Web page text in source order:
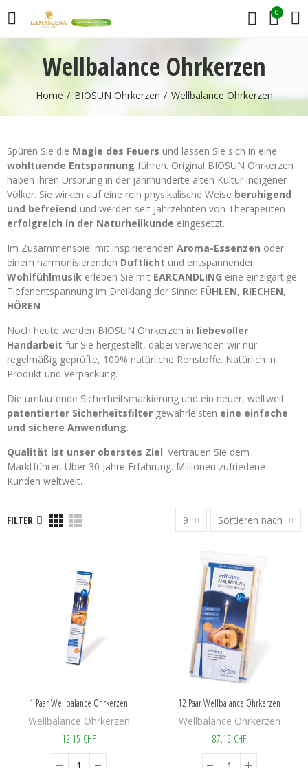
0
Wellbalance Ohrkerzen
Home BIOSUN Ohrkerzen Wellbalance Ohrkerzen
Spüren Sie die Magie des Feuers und lassen Sie sich in eine
wohltuende Entspannung führen. Original BIOSUN Ohrkerzen
haben ihren Ursprung in der jahrhunderte alten Kultur indigener
Völker. Sie wirken auf eine rein physikalische Weise beruhigend
und befreiend und werden seit Jahrzehnten von Therapeuten
erfolgreich in der Naturheilkunde eingesetzt.
Im Zusammenspiel mit inspirierenden Aroma-Essenzen oder
einem harmonisierenden Duftlicht und entspannender
Wohlfühlmusik erleben Sie mit EARCANDLING eine einzigartige
Tiefenentspannung im Dreiklang der Sinne: FÜHLEN, RIECHEN,
HÖREN
Noch heute werden BIOSUN Ohrkerzen in liebevoller
Handarbeit für Sie hergestellt, dabei verwenden wir nur
regelmäßig geprüfte, 100% natürliche Rohstoffe. Natürlich in
Produkt und Verpackung.
Die umlaufende Sicherheitsmarkierung und ein neuer, weltweit
patentierter Sicherheitsfilter gewährleisten eine einfache
und sichere Anwendung.
Qualität ist unser oberstes Ziel. Vertrauen Sie dem
Marktführer. Über 30 Jahre Erfahrung. Millionen zufriedene
Kunden weltweit.
FILTER 9 Sortieren nach
1 Paar Wellbalance Ohrkerzen
Wellbalance Ohrkerzen
12,15 CHF
12 Paar Wellbalance Ohrkerzen
Wellbalance Ohrkerzen
87,15 CHF